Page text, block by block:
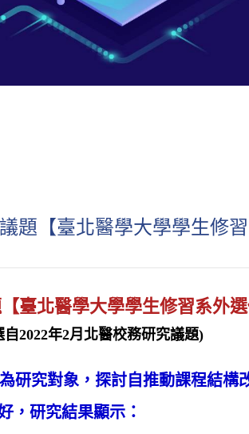
題【臺北醫學大學學生修習
臺北醫學大學學生修習系外選
2022年2月北醫校務研究議題)
究對象，探討自推動課程結構
，研究結果顯示：